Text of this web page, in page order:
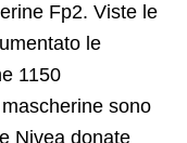
Fp2. Viste le
le
1150
sono
Nivea donate